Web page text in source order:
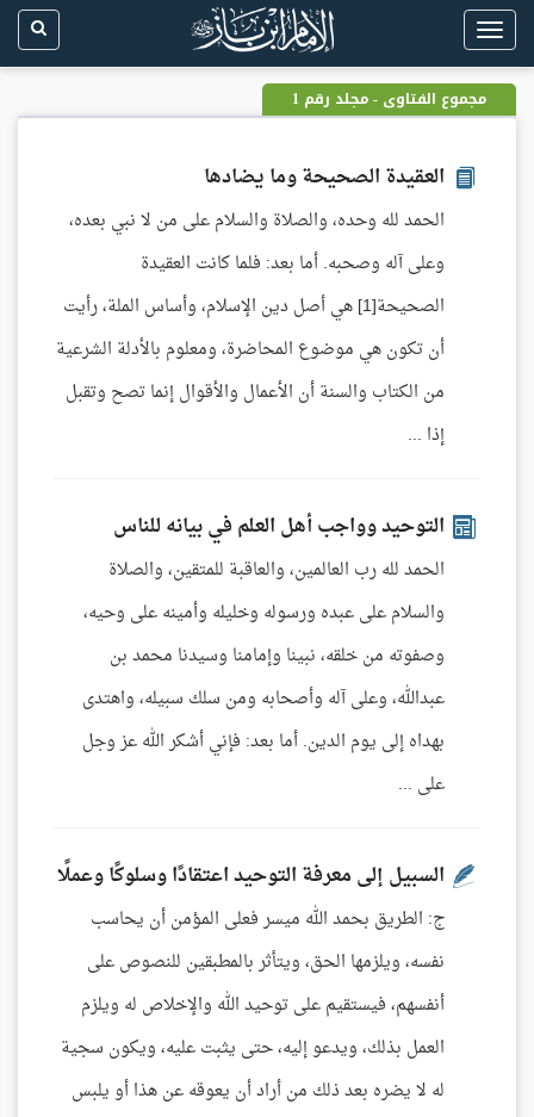
Toggle
navigation
مجموع الفتاوى - مجلد رقم 1
العقيدة الصحيحة وما يضادها
الحمد لله وحده، والصلاة والسلام على من لا نبي بعده،
وعلى آله وصحبه. أما بعد: فلما كانت العقيدة
الصحيحة[1] هي أصل دين الإسلام، وأساس الملة، رأيت
أن تكون هي موضوع المحاضرة، ومعلوم بالأدلة الشرعية
من الكتاب والسنة أن الأعمال والأقوال إنما تصح وتقبل
إذا ...
التوحيد وواجب أهل العلم في بيانه للناس
الحمد لله رب العالمين، والعاقبة للمتقين، والصلاة
والسلام على عبده ورسوله وخليله وأمينه على وحيه،
وصفوته من خلقه، نبينا وإمامنا وسيدنا محمد بن
عبدالله، وعلى آله وأصحابه ومن سلك سبيله، واهتدى
بهداه إلى يوم الدين. أما بعد: فإني أشكر الله عز وجل
على ...
السبيل إلى معرفة التوحيد اعتقادًا وسلوكًا وعملًا
ج: الطريق بحمد الله ميسر فعلى المؤمن أن يحاسب
نفسه، ويلزمها الحق، ويتأثر بالمطبقين للنصوص على
أنفسهم، فيستقيم على توحيد الله والإخلاص له ويلزم
العمل بذلك، ويدعو إليه، حتى يثبت عليه، ويكون سجية
له لا يضره بعد ذلك من أراد أن يعوقه عن هذا أو يلبس